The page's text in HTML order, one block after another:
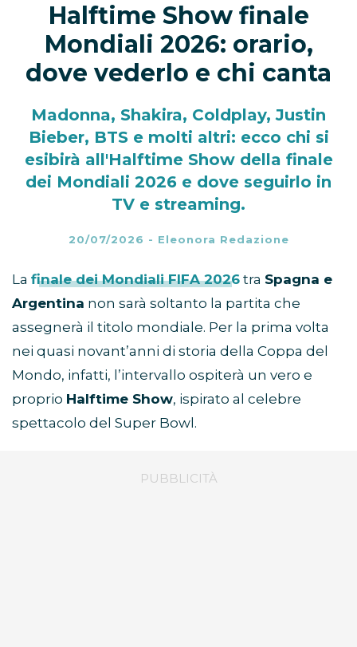
Halftime Show finale
Mondiali 2026: orario,
dove vederlo e chi canta
Madonna, Shakira, Coldplay, Justin
Bieber, BTS e molti altri: ecco chi si
esibirà all'Halftime Show della finale
dei Mondiali 2026 e dove seguirlo in
TV e streaming.
20/07/2026 - Eleonora Redazione
La finale dei Mondiali FIFA 2026 tra Spagna e
Argentina non sarà soltanto la partita che
assegnerà il titolo mondiale. Per la prima volta
nei quasi novant’anni di storia della Coppa del
Mondo, infatti, l’intervallo ospiterà un vero e
proprio Halftime Show, ispirato al celebre
spettacolo del Super Bowl.